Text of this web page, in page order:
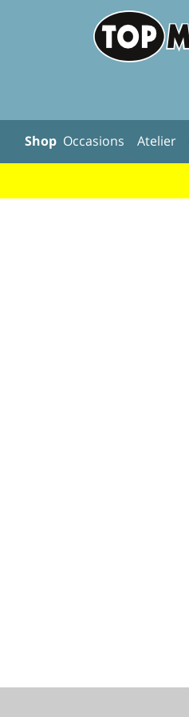
Shop Occasions Atelier